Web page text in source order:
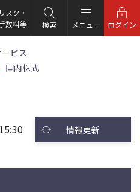
リスク・
数料等
検索 メニュー ログイン
ビス
国内株式
情報更新